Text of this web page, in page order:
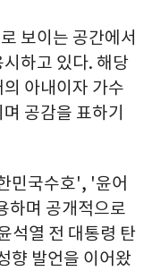
보이는 공간에서
하고 있다. 해당
아내이자 가수
공감을 표하기
민국수호', '윤어
하며 공개적으로
석열 전 대통령 탄
향 발언을 이어왔